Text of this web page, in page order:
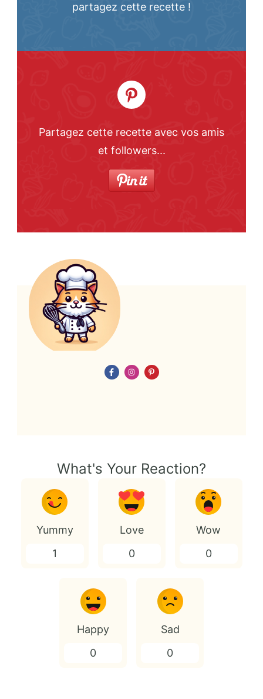
partagez cette recette !
Partagez cette recette avec vos amis
et followers...
What's Your Reaction?
Yummy
1
Love
0
Wow
0
Happy
0
Sad
0